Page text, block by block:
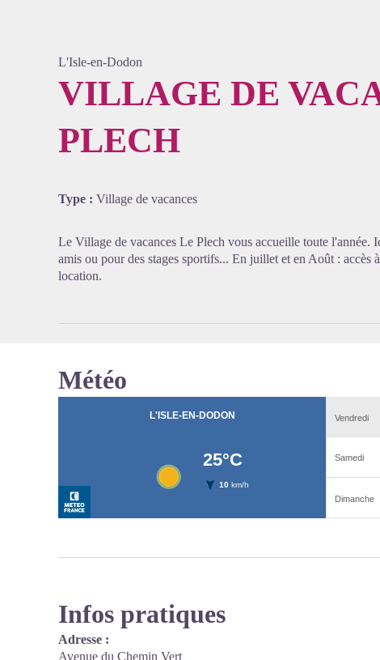
L'Isle-en-Dodon
VILLAGE DE
PLECH
Type : Village de vacances
Le Village de vacances Le Plech vous accueille toute l'année.
amis ou pour des stages sportifs... En juillet et en Août : accès
location.
Météo
Infos pratiques
Adresse :
Avenue du Chemin Vert